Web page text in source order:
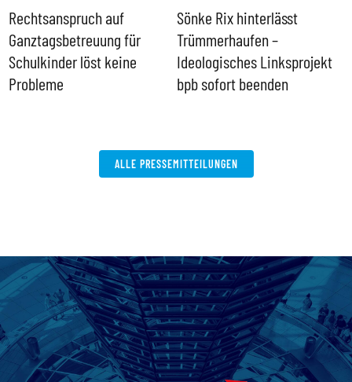
Rechtsanspruch auf
Ganztagsbetreuung für
Schulkinder löst keine
Probleme
Sönke Rix hinterlässt
Trümmerhaufen –
Ideologisches Linksprojekt
bpb sofort beenden
ALLE PRESSEMITTEILUNGEN